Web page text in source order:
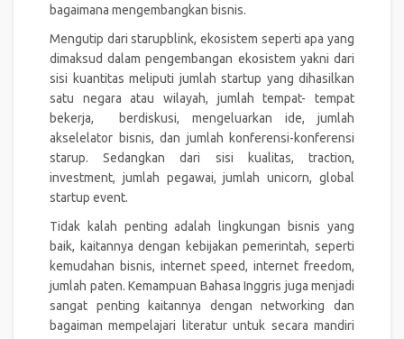
bagaimana mengembangkan bisnis.
Mengutip dari starupblink, ekosistem seperti apa yang
dimaksud dalam pengembangan ekosistem yakni dari
sisi kuantitas meliputi jumlah startup yang dihasilkan
satu negara atau wilayah, jumlah tempat- tempat
bekerja, berdiskusi, mengeluarkan ide, jumlah
akselelator bisnis, dan jumlah konferensi-konferensi
starup. Sedangkan dari sisi kualitas, traction,
investment, jumlah pegawai, jumlah unicorn, global
startup event.
Tidak kalah penting adalah lingkungan bisnis yang
baik, kaitannya dengan kebijakan pemerintah, seperti
kemudahan bisnis, internet speed, internet freedom,
jumlah paten. Kemampuan Bahasa Inggris juga menjadi
sangat penting kaitannya dengan networking dan
bagaiman mempelajari literatur untuk secara mandiri